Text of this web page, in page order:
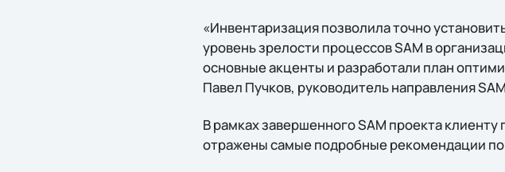
«Инвентаризация позволила точно
уровень зрелости процессов SAM в
основные акценты и разработали план
Павел Пучков, руководитель направления
В рамках завершенного SAM проекта
отражены самые подробные рекомендации